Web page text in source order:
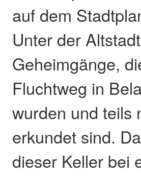
auf dem
Unter der
Geheimgänge,
Fluchtweg in
wurden und teils
erkundet sind.
dieser Keller bei